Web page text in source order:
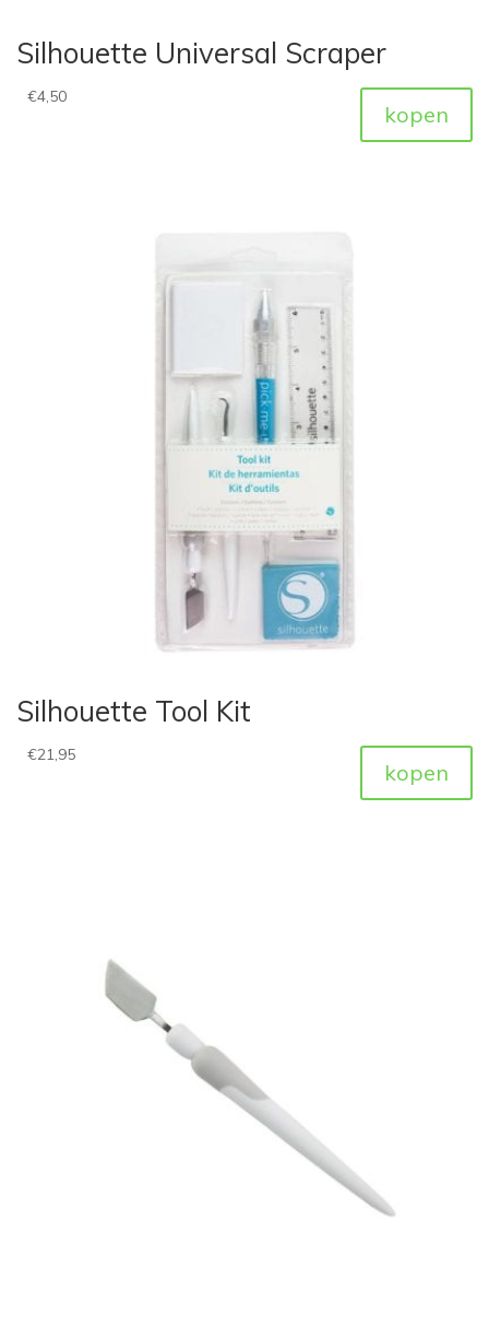
Silhouette Universal Scraper
€4,50
kopen
Silhouette Tool Kit
€21,95
kopen